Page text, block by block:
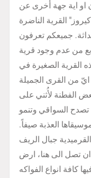
او اية جهة أخرى عن
القرية الناضرة
جميعكم تعرفون
من عدم وجود قرية
القرية الصغيرة في
من القرى الجميلة
الفطنة لأُثني على
تصدح السواقي وتنمو
العذبة صيفاً.
جبال الريف
ان تصل الى هنا، ارض